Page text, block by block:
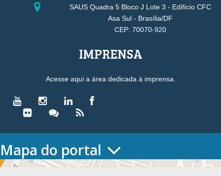
SAUS Quadra 5 Bloco J Lote 3 - Edifício CFC
Asa Sul - Brasília/DF
CEP: 70070-920
IMPRENSA
Acesse aqui a área dedicada à imprensa.
Mapa do portal
HOME